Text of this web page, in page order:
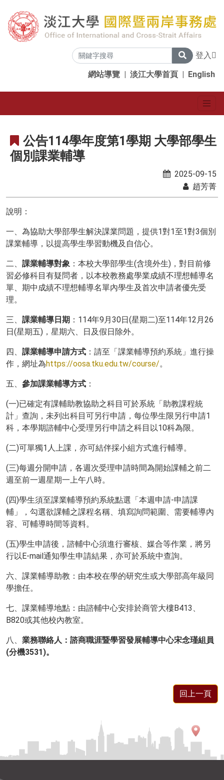
登入
網站導覽 | 淡江大學首頁 | English
公告114學年度第1學期 大學部學生
個別課業輔導
2025-09-15
趙芳菁
說明：
一、為協助大學部學生解決課業問題，提供1對1至1對3個別
課業輔導，以提高學生學習動機及自信心。
二、 課業輔導對象 ：本校大學部學生(含境外生)，對目前修
習必修科目有疑問者，以本校教務處學業成績不理想輔導名
單、期中成績不理想輔導名單內學生及首次申請者優先受
理。
三、 課業輔導日期 ：114年9月30日(星期二)至114年12月26
日(星期五)，星期六、日及假日除外。
四、 課業輔導申請方式 ：請至「課業輔導預約系統」進行操
作，網址為https://oosa.tku.edu.tw/course/。
五、 參加課業輔導方式 ：
(一)已確定有課輔助教協助之科目可於系統「助教課程統
計」查詢，未列出科目可另行申請，每位學生限另行申請1
科，本學期諮輔中心受理另行申請之科目以10科為限。
(二)可單獨1人上課，亦可結伴採小組方式進行輔導。
(三)每週分開申請，各週次受理申請時間為開始課輔之前二
週至前一週星期一上午八時。
(四)學生須至課業輔導預約系統點選「本週申請-申請課
輔」，勾選欲課輔之課程名稱、填寫詢問範圍、需要輔導內
容、可輔導時間等資料。
(五)學生申請後，諮輔中心須進行審核、媒合等作業，將另
行以E-mail通知學生申請結果，亦可於系統中查詢。
六、課業輔導助教：由本校在學的研究生或大學部高年級同
學擔任。
七、課業輔導地點：由諮輔中心安排於商管大樓B413、
B820或其他校內教室。
八、 業務聯絡人：諮商職涯暨學習發展輔導中心宋念瑾組員
(分機3531)。
回上一頁